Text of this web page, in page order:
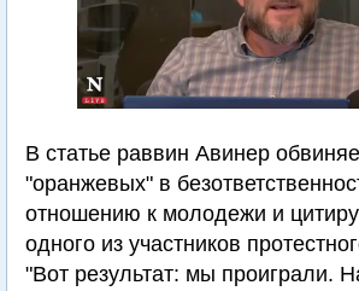
В статье раввин Авинер
"оранжевых" в
отношению к молодежи и
одного из участников
"Вот результат: мы проиграли.